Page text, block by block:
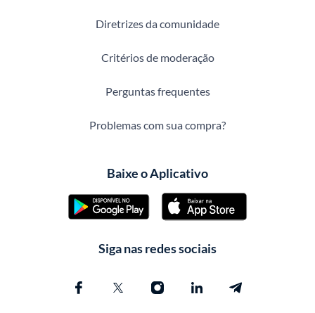
Diretrizes da comunidade
Critérios de moderação
Perguntas frequentes
Problemas com sua compra?
Baixe o Aplicativo
Siga nas redes sociais